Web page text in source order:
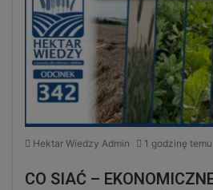
Hektar Wiedzy Admin 1 godzinę temu
CO SIAĆ –